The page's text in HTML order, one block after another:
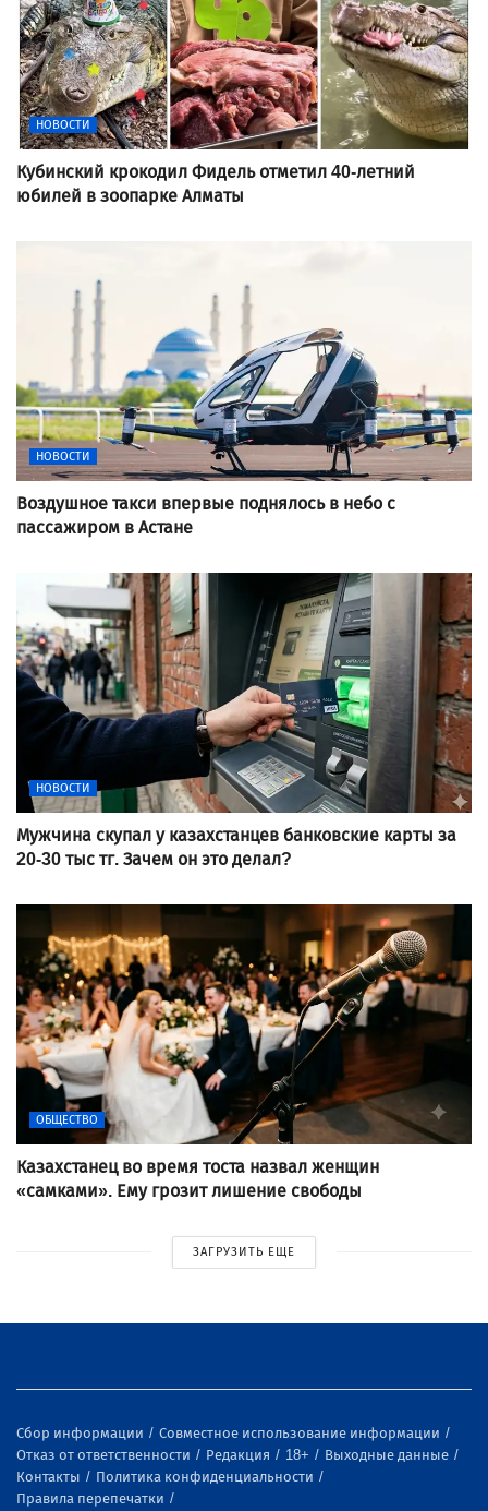
НОВОСТИ
Кубинский крокодил Фидель отметил 40-летний
юбилей в зоопарке Алматы
НОВОСТИ
Воздушное такси впервые поднялось в небо с
пассажиром в Астане
НОВОСТИ
Мужчина скупал у казахстанцев банковские карты за
20-30 тыс тг. Зачем он это делал?
ОБЩЕСТВО
Казахстанец во время тоста назвал женщин
«самками». Ему грозит лишение свободы
ЗАГРУЗИТЬ ЕЩЕ
Сбор информации
Совместное использование информации
Отказ от ответственности
Редакция 18+
Выходные данные
Контакты
Политика конфиденциальности
Правила перепечатки